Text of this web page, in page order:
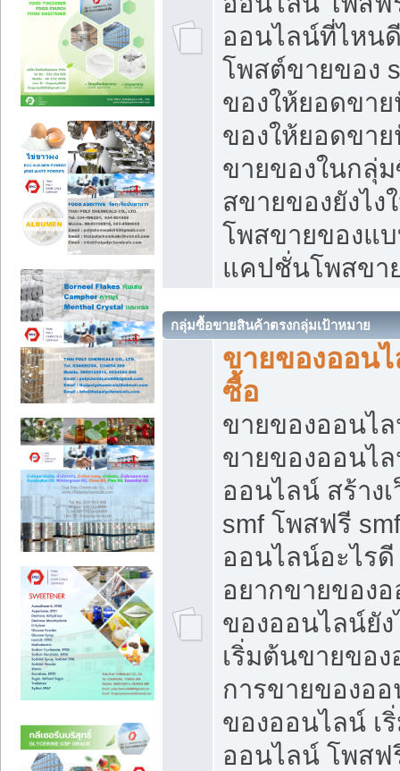
ออนไลน์ที่ไหน
โพสต์ขายของ
ของให้ยอดขา
ของให้ยอดขา
ขายของในกลุ่
สขายของยังไ
โพสขายของแ
แคปชั่นโพสขา
กลุ่มซื้อขายสินค้าตรงกลุ่มเป้าหมาย
ขายของออน
ซื้อ
ขายของออนไล
ขายของออนไ
ออนไลน์ สร้าง
smf โพสฟรี
ออนไลน์อะไร
อยากขายของ
ของออนไลน์ยั
เริ่มต้นขายของ
การขายของอ
ของออนไลน์ เ
ออนไลน์ โพส